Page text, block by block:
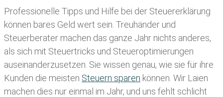
Professionelle Tipps und Hilfe bei der Steuererklärung
können bares Geld wert sein. Treuhänder und
Steuerberater machen das ganze Jahr nichts anderes,
als sich mit Steuertricks und Steueroptimierungen
auseinanderzusetzen. Sie wissen genau, wie sie für ihre
Kunden die meisten Steuern sparen können. Wir Laien
machen dies nur einmal im Jahr, und uns fehlt schlicht